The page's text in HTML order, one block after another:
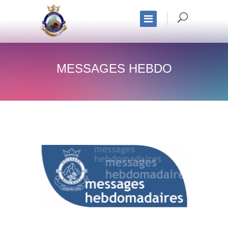
MESSAGES HEBDO